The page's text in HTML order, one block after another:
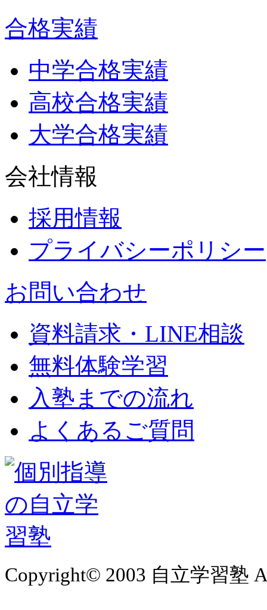
合格実績
中学合格実績
高校合格実績
大学合格実績
会社情報
採用情報
プライバシーポリシー
お問い合わせ
資料請求・LINE相談
無料体験学習
入塾までの流れ
よくあるご質問
Copyright© 2003 自立学習塾